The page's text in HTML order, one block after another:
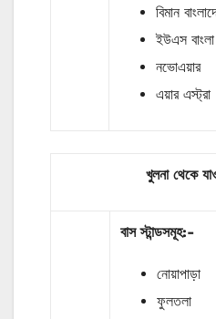
বিমান
ইউএস বাংলা
নভোএয়ার
এয়ার এস্ট্রা
খুলনা থেকে
বাস স্টান্ডসমূহ:-
নোয়াপাড়া
ফুলতলা